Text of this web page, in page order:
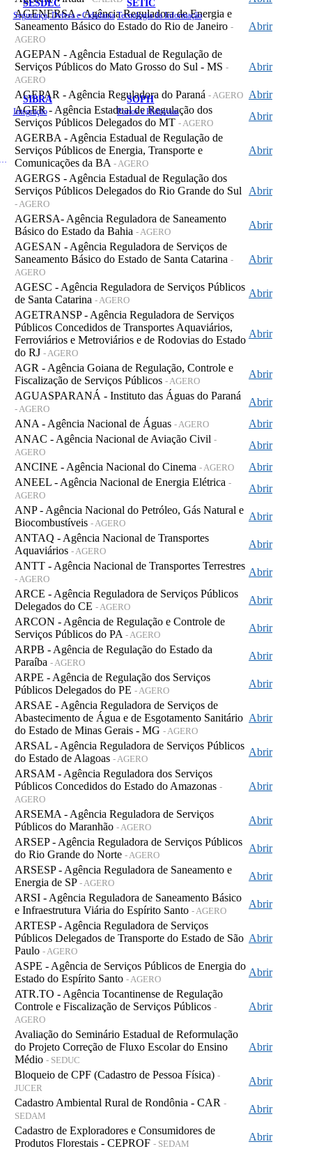
SESDEC
Segurança, Defesa e Cidadania
SETIC
Tecnologia da Informação
SIBRA
Integração
SOPH
Portos e Hidrovias
AGENERSA - Agência Reguladora de Energia e
Saneamento Básico do Estado do Rio de Janeiro -
AGERO
Abrir
AGEPAN - Agência Estadual de Regulação de
Serviços Públicos do Mato Grosso do Sul - MS -
AGERO
Abrir
AGEPAR - Agência Reguladora do Paraná - AGERO Abrir
AGER - Agência Estadual de Regulação dos
Serviços Públicos Delegados do MT - AGERO
Abrir
AGERBA - Agência Estadual de Regulação de
Serviços Públicos de Energia, Transporte e
Comunicações da BA - AGERO
Abrir
AGERGS - Agência Estadual de Regulação dos
Serviços Públicos Delegados do Rio Grande do Sul
- AGERO
Abrir
AGERSA- Agência Reguladora de Saneamento
Básico do Estado da Bahia - AGERO
Abrir
AGESAN - Agência Reguladora de Serviços de
Saneamento Básico do Estado de Santa Catarina -
AGERO
Abrir
AGESC - Agência Reguladora de Serviços Públicos
de Santa Catarina - AGERO
Abrir
AGETRANSP - Agência Reguladora de Serviços
Públicos Concedidos de Transportes Aquaviários,
Ferroviários e Metroviários e de Rodovias do Estado
do RJ - AGERO
Abrir
AGR - Agência Goiana de Regulação, Controle e
Fiscalização de Serviços Públicos - AGERO
Abrir
AGUASPARANÁ - Instituto das Águas do Paraná
- AGERO
Abrir
ANA - Agência Nacional de Águas - AGERO
Abrir
ANAC - Agência Nacional de Aviação Civil -
AGERO
Abrir
ANCINE - Agência Nacional do Cinema - AGERO
Abrir
ANEEL - Agência Nacional de Energia Elétrica -
AGERO
Abrir
ANP - Agência Nacional do Petróleo, Gás Natural e
Biocombustíveis - AGERO
Abrir
ANTAQ - Agência Nacional de Transportes
Aquaviários - AGERO
Abrir
ANTT - Agência Nacional de Transportes Terrestres
- AGERO
Abrir
ARCE - Agência Reguladora de Serviços Públicos
Delegados do CE - AGERO
Abrir
ARCON - Agência de Regulação e Controle de
Serviços Públicos do PA - AGERO
Abrir
ARPB - Agência de Regulação do Estado da
Paraíba - AGERO
Abrir
ARPE - Agência de Regulação dos Serviços
Públicos Delegados do PE - AGERO
Abrir
ARSAE - Agência Reguladora de Serviços de
Abastecimento de Água e de Esgotamento Sanitário
do Estado de Minas Gerais - MG - AGERO
Abrir
ARSAL - Agência Reguladora de Serviços Públicos
do Estado de Alagoas - AGERO
Abrir
ARSAM - Agência Reguladora dos Serviços
Públicos Concedidos do Estado do Amazonas -
AGERO
Abrir
ARSEMA - Agência Reguladora de Serviços
Públicos do Maranhão - AGERO
Abrir
ARSEP - Agência Reguladora de Serviços Públicos
do Rio Grande do Norte - AGERO
Abrir
ARSESP - Agência Reguladora de Saneamento e
Energia de SP - AGERO
Abrir
ARSI - Agência Reguladora de Saneamento Básico
e Infraestrutura Viária do Espírito Santo - AGERO
Abrir
ARTESP - Agência Reguladora de Serviços
Públicos Delegados de Transporte do Estado de São
Paulo - AGERO
Abrir
ASPE - Agência de Serviços Públicos de Energia do
Estado do Espírito Santo - AGERO
Abrir
ATR.TO - Agência Tocantinense de Regulação
Controle e Fiscalização de Serviços Públicos -
AGERO
Abrir
Avaliação do Seminário Estadual de Reformulação
do Projeto Correção de Fluxo Escolar do Ensino
Médio - SEDUC
Abrir
Bloqueio de CPF (Cadastro de Pessoa Física) -
JUCER
Abrir
Cadastro Ambiental Rural de Rondônia - CAR -
SEDAM
Abrir
Cadastro de Exploradores e Consumidores de
Produtos Florestais - CEPROF - SEDAM
Abrir